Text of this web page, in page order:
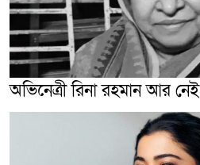
অভিনেত্রী রিনা রহমান আর নেই